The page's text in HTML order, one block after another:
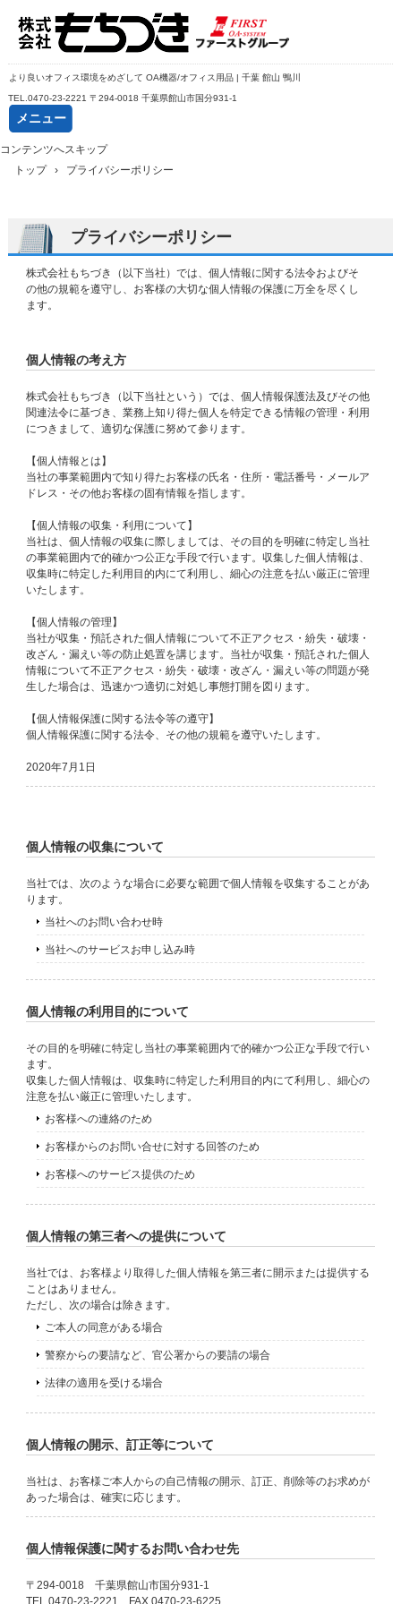
より良いオフィス環境をめざして OA機器/オフィス用品 | 千葉 館山 鴨川
TEL. 0470-23-2221 〒294-0018 千葉県館山市国分931-1
メニュー
コンテンツへスキップ
トップ
› プライバシーポリシー
プライバシーポリシー
株式会社もちづき（以下当社）では、個人情報に関する法令およびそ
の他の規範を遵守し、お客様の大切な個人情報の保護に万全を尽くし
ます。
個人情報の考え方
株式会社もちづき（以下当社という）では、個人情報保護法及びその他
関連法令に基づき、業務上知り得た個人を特定できる情報の管理・利用
につきまして、適切な保護に努めて参ります。
【個人情報とは】
当社の事業範囲内で知り得たお客様の氏名・住所・電話番号・メールア
ドレス・その他お客様の固有情報を指します。
【個人情報の収集・利用について】
当社は、個人情報の収集に際しましては、その目的を明確に特定し当社
の事業範囲内で的確かつ公正な手段で行います。収集した個人情報は、
収集時に特定した利用目的内にて利用し、細心の注意を払い厳正に管理
いたします。
【個人情報の管理】
当社が収集・預託された個人情報について不正アクセス・紛失・破壊・
改ざん・漏えい等の防止処置を講じます。当社が収集・預託された個人
情報について不正アクセス・紛失・破壊・改ざん・漏えい等の問題が発
生した場合は、迅速かつ適切に対処し事態打開を図ります。
【個人情報保護に関する法令等の遵守】
個人情報保護に関する法令、その他の規範を遵守いたします。
2020年7月1日
個人情報の収集について
当社では、次のような場合に必要な範囲で個人情報を収集することがあ
ります。
当社へのお問い合わせ時
当社へのサービスお申し込み時
個人情報の利用目的について
その目的を明確に特定し当社の事業範囲内で的確かつ公正な手段で行い
ます。
収集した個人情報は、収集時に特定した利用目的内にて利用し、細心の
注意を払い厳正に管理いたします。
お客様への連絡のため
お客様からのお問い合せに対する回答のため
お客様へのサービス提供のため
個人情報の第三者への提供について
当社では、お客様より取得した個人情報を第三者に開示または提供する
ことはありません。
ただし、次の場合は除きます。
ご本人の同意がある場合
警察からの要請など、官公署からの要請の場合
法律の適用を受ける場合
個人情報の開示、訂正等について
当社は、お客様ご本人からの自己情報の開示、訂正、削除等のお求めが
あった場合は、確実に応じます。
個人情報保護に関するお問い合わせ先
〒294-0018 千葉県館山市国分931-1
TEL.0470-23-2221 FAX.0470-23-6225